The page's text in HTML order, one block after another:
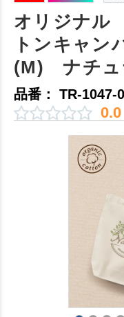
オリジナル
トンキャン
(M) ナチュ
品番： TR-1047-
0.0